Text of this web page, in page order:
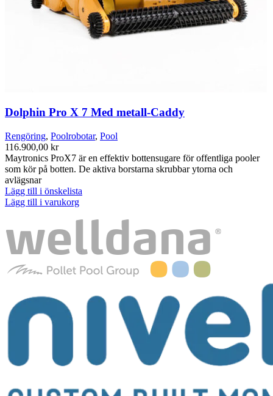
Dolphin Pro X 7 Med metall-Caddy
Rengöring, Poolrobotar, Pool
116.900,00 kr
Maytronics ProX7 är en effektiv bottensugare för offentliga pooler
som kör på botten. De aktiva borstarna skrubbar ytorna och
avlägsnar
Lägg till i önskelista
Lägg till i varukorg